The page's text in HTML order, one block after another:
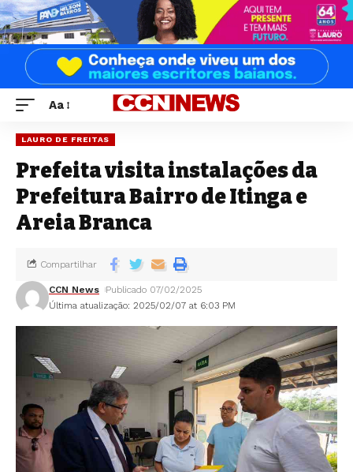
Aa
LAURO DE FREITAS
Prefeita visita instalações da
Prefeitura Bairro de Itinga e
Areia Branca
Última atualização: 2025/02/07 at 6:03 PM
CCN News Publicado 07/02/2025
Compartilhar